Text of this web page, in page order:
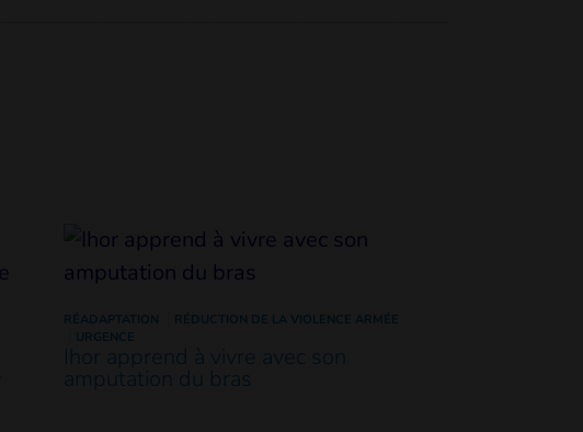
RÉADAPTATION
RÉDUCTION DE LA VIOLENCE ARMÉE
URGENCE
Ihor apprend à vivre avec son
amputation du bras